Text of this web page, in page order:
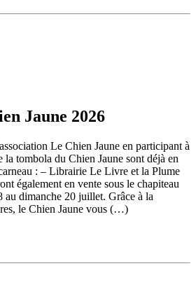
Jaune 2026
Le Chien Jaune en participant à
tombola du Chien Jaune sont déjà en
: – Librairie Le Livre et la Plume
également en vente sous le chapiteau
dimanche 20 juillet. Grâce à la
le Chien Jaune vous (…)